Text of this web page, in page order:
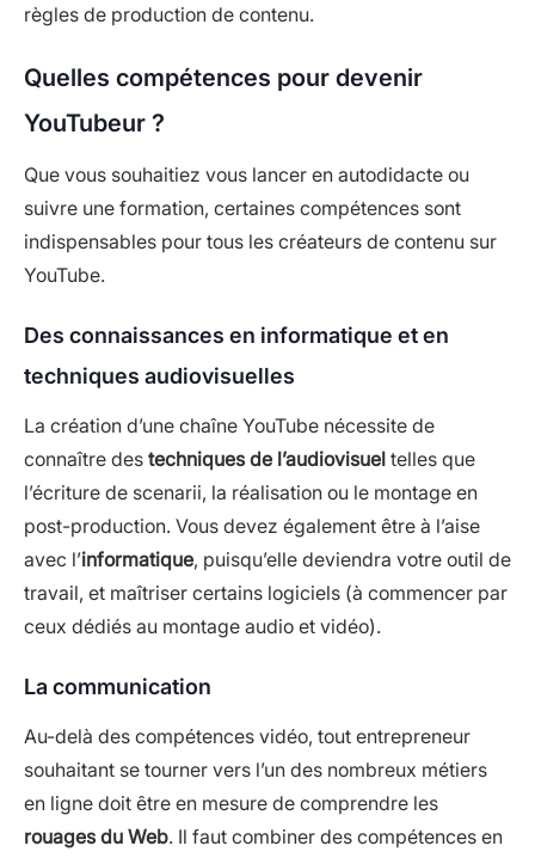
règles de production de contenu.
Quelles compétences pour devenir
YouTubeur ?
Que vous souhaitiez vous lancer en autodidacte ou
suivre une formation, certaines compétences sont
indispensables pour tous les créateurs de contenu sur
YouTube.
Des connaissances en informatique et en
techniques audiovisuelles
La création d’une chaîne YouTube nécessite de
connaître des techniques de l’audiovisuel telles que
l’écriture de scenarii, la réalisation ou le montage en
post-production. Vous devez également être à l’aise
avec l’informatique, puisqu’elle deviendra votre outil de
travail, et maîtriser certains logiciels (à commencer par
ceux dédiés au montage audio et vidéo).
La communication
Au-delà des compétences vidéo, tout entrepreneur
souhaitant se tourner vers l’un des nombreux métiers
en ligne doit être en mesure de comprendre les
rouages du Web. Il faut combiner des compétences en